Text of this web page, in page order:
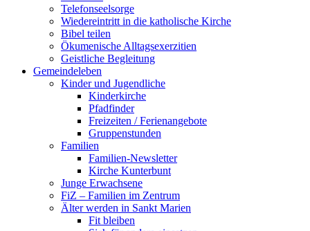
Telefonseelsorge
Wiedereintritt in die katholische Kirche
Bibel teilen
Ökumenische Alltagsexerzitien
Geistliche Begleitung
Gemeindeleben
Kinder und Jugendliche
Kinderkirche
Pfadfinder
Freizeiten / Ferienangebote
Gruppenstunden
Familien
Familien-Newsletter
Kirche Kunterbunt
Junge Erwachsene
FiZ – Familien im Zentrum
Älter werden in Sankt Marien
Fit bleiben